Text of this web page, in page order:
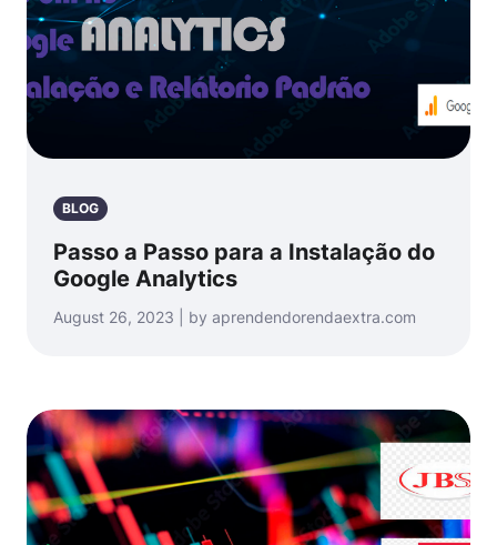
BLOG
Passo a Passo para a Instalação do
Google Analytics
August 26, 2023 | by aprendendorendaextra.com